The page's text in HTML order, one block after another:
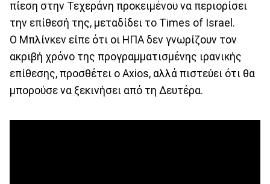
πίεση στην Τεχεράνη προκειμένου να περιορίσει
την επίθεσή της, μεταδίδει το Times of Israel.
Ο Μπλίνκεν είπε ότι οι ΗΠΑ δεν γνωρίζουν τον
ακριβή χρόνο της προγραμματισμένης ιρανικής
επίθεσης, προσθέτει ο Axios, αλλά πιστεύει ότι θα
μπορούσε να ξεκινήσει από τη Δευτέρα.